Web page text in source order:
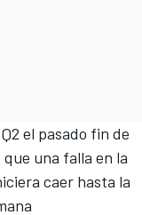
el pasado fin de
una falla en la
caer hasta la